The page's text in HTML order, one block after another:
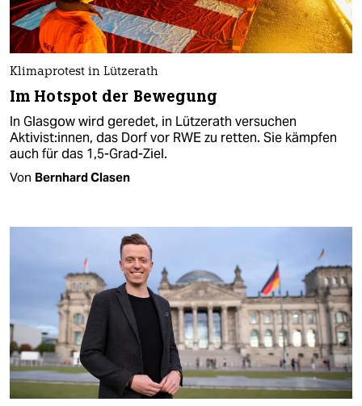
Klimaprotest in Lützerath
Im Hotspot der Bewegung
In Glasgow wird geredet, in Lützerath versuchen
Aktivist:innen, das Dorf vor RWE zu retten. Sie kämpfen
auch für das 1,5-Grad-Ziel.
Von Bernhard Clasen